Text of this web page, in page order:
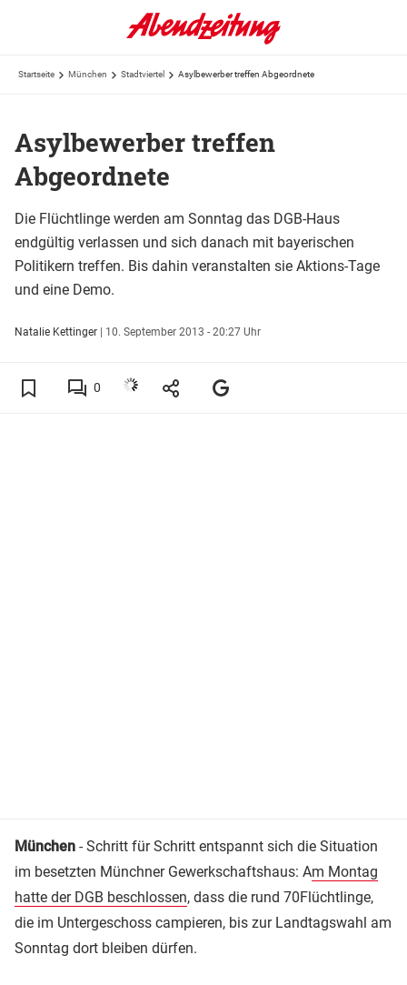
Startseite München Stadtviertel Asylbewerber treffen Abgeordnete
Asylbewerber treffen
Abgeordnete
Die Flüchtlinge werden am Sonntag das DGB-Haus
endgültig verlassen und sich danach mit bayerischen
Politikern treffen. Bis dahin veranstalten sie Aktions-Tage
und eine Demo.
Natalie Kettinger | 10. September 2013 - 20:27 Uhr
0
München - Schritt für Schritt entspannt sich die Situation
im besetzten Münchner Gewerkschaftshaus: Am Montag
hatte der DGB beschlossen, dass die rund 70Flüchtlinge,
die im Untergeschoss campieren, bis zur Landtagswahl am
Sonntag dort bleiben dürfen.